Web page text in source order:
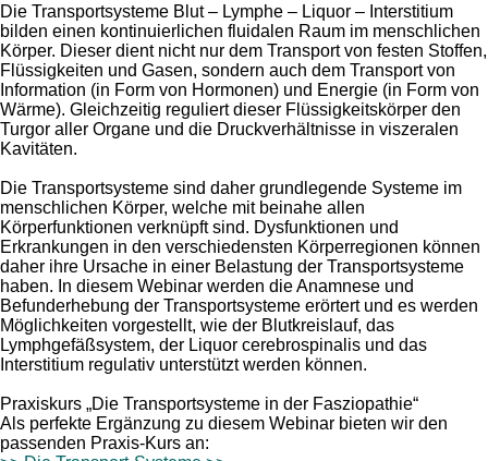
Die Transportsysteme Blut – Lymphe – Liquor – Interstitium
bilden einen kontinuierlichen fluidalen Raum im menschlichen
Körper. Dieser dient nicht nur dem Transport von festen Stoffen,
Flüssigkeiten und Gasen, sondern auch dem Transport von
Information (in Form von Hormonen) und Energie (in Form von
Wärme). Gleichzeitig reguliert dieser Flüssigkeitskörper den
Turgor aller Organe und die Druckverhältnisse in viszeralen
Kavitäten.
Die Transportsysteme sind daher grundlegende Systeme im
menschlichen Körper, welche mit beinahe allen
Körperfunktionen verknüpft sind. Dysfunktionen und
Erkrankungen in den verschiedensten Körperregionen können
daher ihre Ursache in einer Belastung der Transportsysteme
haben. In diesem Webinar werden die Anamnese und
Befunderhebung der Transportsysteme erörtert und es werden
Möglichkeiten vorgestellt, wie der Blutkreislauf, das
Lymphgefäßsystem, der Liquor cerebrospinalis und das
Interstitium regulativ unterstützt werden können.
Praxiskurs „Die Transportsysteme in der Fasziopathie“
Als perfekte Ergänzung zu diesem Webinar bieten wir den
passenden Praxis-Kurs an: